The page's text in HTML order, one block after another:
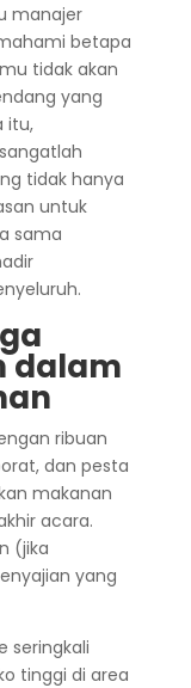
manajer
betapa
tidak akan
yang
itu,
tidak hanya
untuk
sama
dalam
ribuan
dan pesta
makanan
acara.
(jika
yang
seringkali
tinggi di area